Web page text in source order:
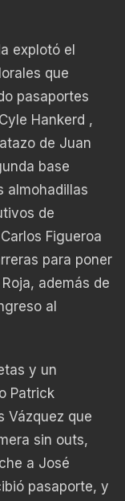
explotó el
que
pasaportes
Hankerd ,
de Juan
base
almohadillas
de
Figueroa
para poner
además de
al
y un
Patrick
Vázquez que
sin outs,
a José
pasaporte, y